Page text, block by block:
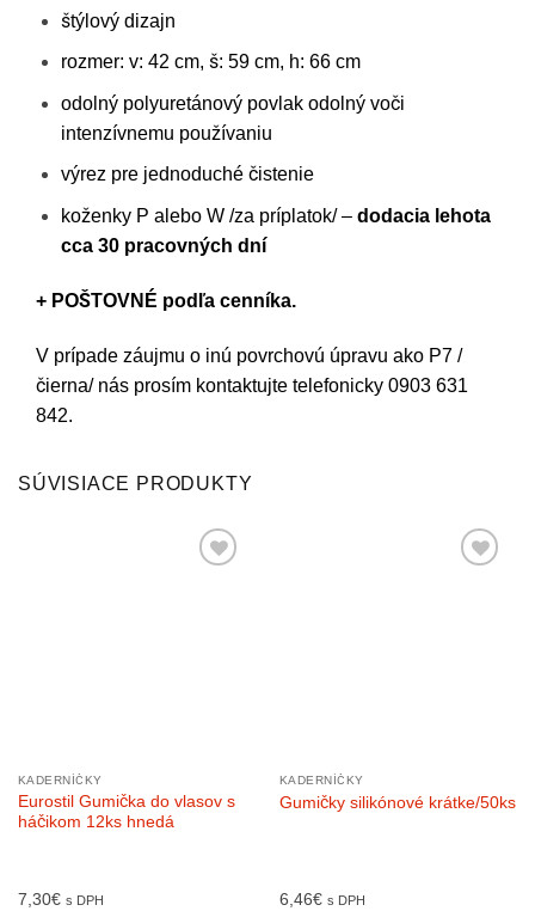
štýlový dizajn
rozmer: v: 42 cm, š: 59 cm, h: 66 cm
odolný polyuretánový povlak odolný voči
intenzívnemu používaniu
výrez pre jednoduché čistenie
koženky P alebo W /za príplatok/ – dodacia lehota
cca 30 pracovných dní
+ POŠTOVNÉ podľa cenníka.
V prípade záujmu o inú povrchovú úpravu ako P7 /
čierna/ nás prosím kontaktujte telefonicky 0903 631
842.
SÚVISIACE PRODUKTY
KADERNÍČKY
Eurostil Gumička do vlasov s
háčikom 12ks hnedá
7,30€ s DPH
KADERNÍČKY
Gumičky silikónové krátke/50ks
6,46€ s DPH